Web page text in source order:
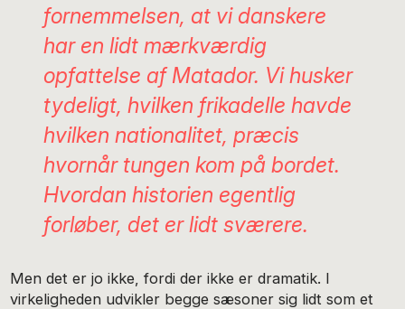
fornemmelsen, at vi danskere
har en lidt mærkværdig
opfattelse afMatador. Vi husker
tydeligt, hvilken frikadelle havde
hvilken nationalitet, præcis
hvornår tungen kom på bordet.
Hvordan historien egentlig
forløber, det er lidt sværere.
Men det er jo ikke, fordi der ikke er dramatik. I
virkeligheden udvikler begge sæsoner sig lidt som et